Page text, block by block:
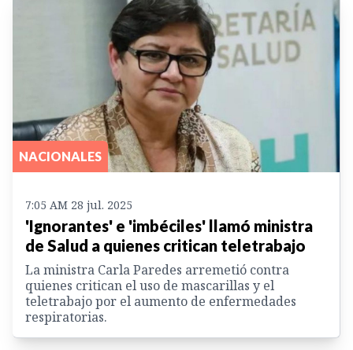
NACIONALES
7:05 AM 28 jul. 2025
'Ignorantes' e 'imbéciles' llamó ministra
de Salud a quienes critican teletrabajo
La ministra Carla Paredes arremetió contra
quienes critican el uso de mascarillas y el
teletrabajo por el aumento de enfermedades
respiratorias.